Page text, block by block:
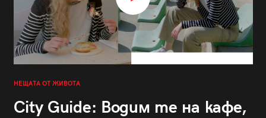
НЕЩАТА ОТ ЖИВОТА
City Guide: Водим те на кафе,